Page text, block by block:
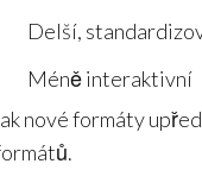
Delší,
Méně interaktivní
nové formáty